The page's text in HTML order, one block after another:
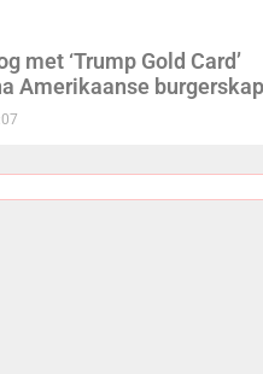
met ‘Trump Gold Card’
Amerikaanse burgerskap